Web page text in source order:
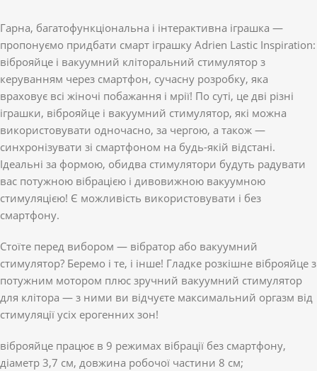
Гарна, багатофункціональна і інтерактивна іграшка —
пропонуємо придбати смарт іграшку Adrien Lastic Inspiration:
віброяйце і вакуумний кліторальний стимулятор з
керуванням через смартфон, сучасну розробку, яка
враховує всі жіночі побажання і мрії! По суті, це дві різні
іграшки, віброяйце і вакуумний стимулятор, які можна
використовувати одночасно, за чергою, а також —
синхронізувати зі смартфоном на будь-якій відстані.
Ідеальні за формою, обидва стимулятори будуть радувати
вас потужною вібрацією і дивовижною вакуумною
стимуляцією! Є можливість використовувати і без
смартфону.
Стоїте перед вибором — вібратор або вакуумний
стимулятор? Беремо і те, і інше! Гладке розкішне віброяйце з
потужним мотором плюс зручний вакуумний стимулятор
для клітора — з ними ви відчуєте максимальний оргазм від
стимуляції усіх ерогенних зон!
віброяйце працює в 9 режимах вібрації без смартфону,
діаметр 3,7 см, довжина робочої частини 8 см;